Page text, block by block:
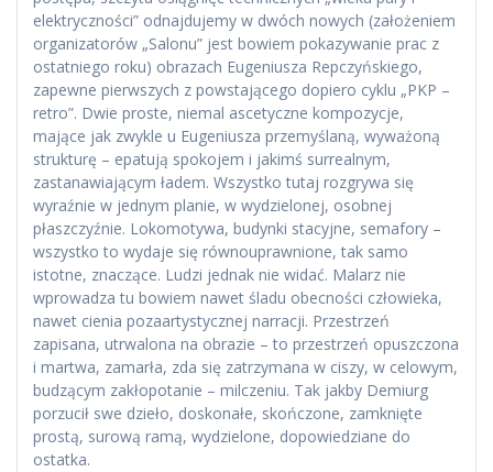
elektryczności” odnajdujemy w dwóch nowych (założeniem
organizatorów „Salonu” jest bowiem pokazywanie prac z
ostatniego roku) obrazach Eugeniusza Repczyńskiego,
zapewne pierwszych z powstającego dopiero cyklu „PKP –
retro”. Dwie proste, niemal ascetyczne kompozycje,
mające jak zwykle u Eugeniusza przemyślaną, wyważoną
strukturę – epatują spokojem i jakimś surrealnym,
zastanawiającym ładem. Wszystko tutaj rozgrywa się
wyraźnie w jednym planie, w wydzielonej, osobnej
płaszczyźnie. Lokomotywa, budynki stacyjne, semafory –
wszystko to wydaje się równouprawnione, tak samo
istotne, znaczące. Ludzi jednak nie widać. Malarz nie
wprowadza tu bowiem nawet śladu obecności człowieka,
nawet cienia pozaartystycznej narracji. Przestrzeń
zapisana, utrwalona na obrazie – to przestrzeń opuszczona
i martwa, zamarła, zda się zatrzymana w ciszy, w celowym,
budzącym zakłopotanie – milczeniu. Tak jakby Demiurg
porzucił swe dzieło, doskonałe, skończone, zamknięte
prostą, surową ramą, wydzielone, dopowiedziane do
ostatka.